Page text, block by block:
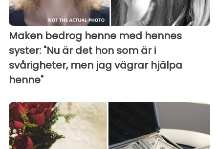
Maken bedrog henne med hennes
syster: "Nu är det hon som är i
svårigheter, men jag vägrar hjälpa
henne"